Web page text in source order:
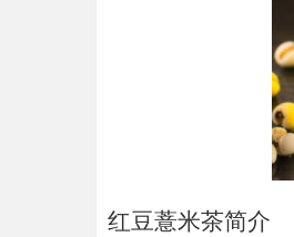
红豆薏米茶简介